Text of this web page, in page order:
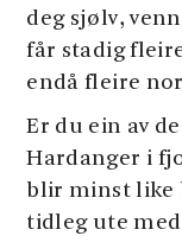
deg sjølv,
får stadig
endå fleire
Er du ein av
Hardanger i
blir minst like
tidleg ute